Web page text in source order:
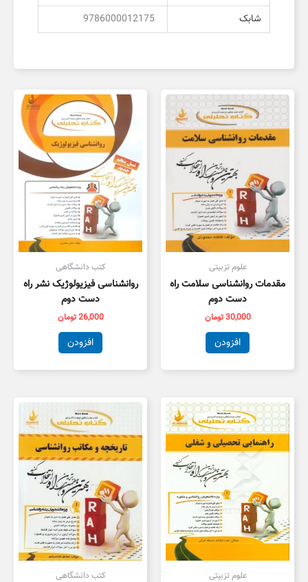
شابک
9786000012175
علوم تزبیتی
مقدمات روانشناسی سلامت راه
دست دوم
30,000تومان
افزودن
کتب دانشگاهی
روانشناسی فیزیولوژیک نشر راه
دست دوم
26,000تومان
افزودن
علوم تزبیتی کتب دانشگاهی